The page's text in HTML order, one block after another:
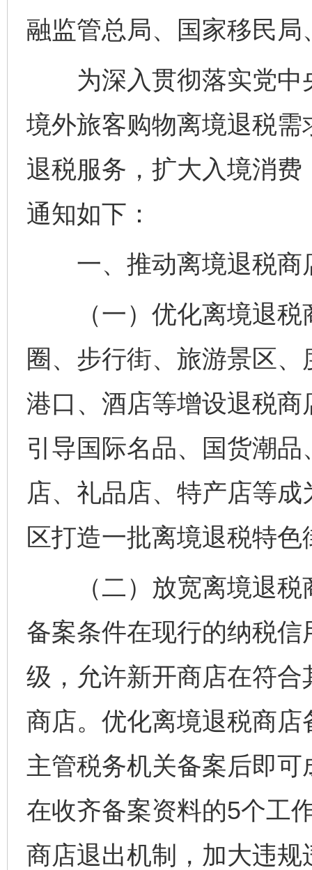
融监管总局、国家移民局
为深入贯彻落实党中
境外旅客购物离境退税
退税服务，扩大入境消
通知如下：
一、推动离境退税商
（一）优化离境退税
圈、步行街、旅游景区
港口、酒店等增设退税
引导国际名品、国货潮
店、礼品店、特产店等
区打造一批离境退税特色
（二）放宽离境退税
备案条件在现行的纳税
级，允许新开商店在符
商店。优化离境退税商
主管税务机关备案后即
在收齐备案资料的5个工
商店退出机制，加大违